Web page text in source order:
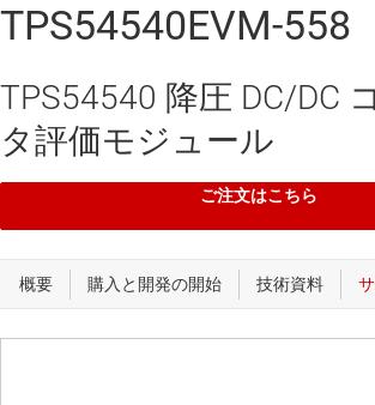
TPS54540EVM-558
TPS54540 降圧 DC/DC
タ評価モジュール
ご注文はこちら